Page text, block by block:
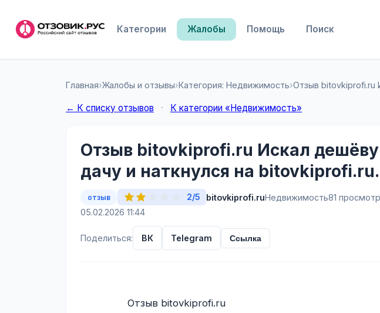
Категории Жалобы Помощь Поиск
Главная›Жалобы и отзывы›Категория: Недвижимость›Отзыв bitovkiprofi.ru
← К списку отзывов · К категории «Недвижимость»
Отзыв bitovkiprofi.ru Искал
дачу и наткнулся на
отзыв 2/5 bitovkiprofi.ruНедвижимость81 просмотр
05.02.2026 11:44
Поделиться: ВК Telegram Ссылка